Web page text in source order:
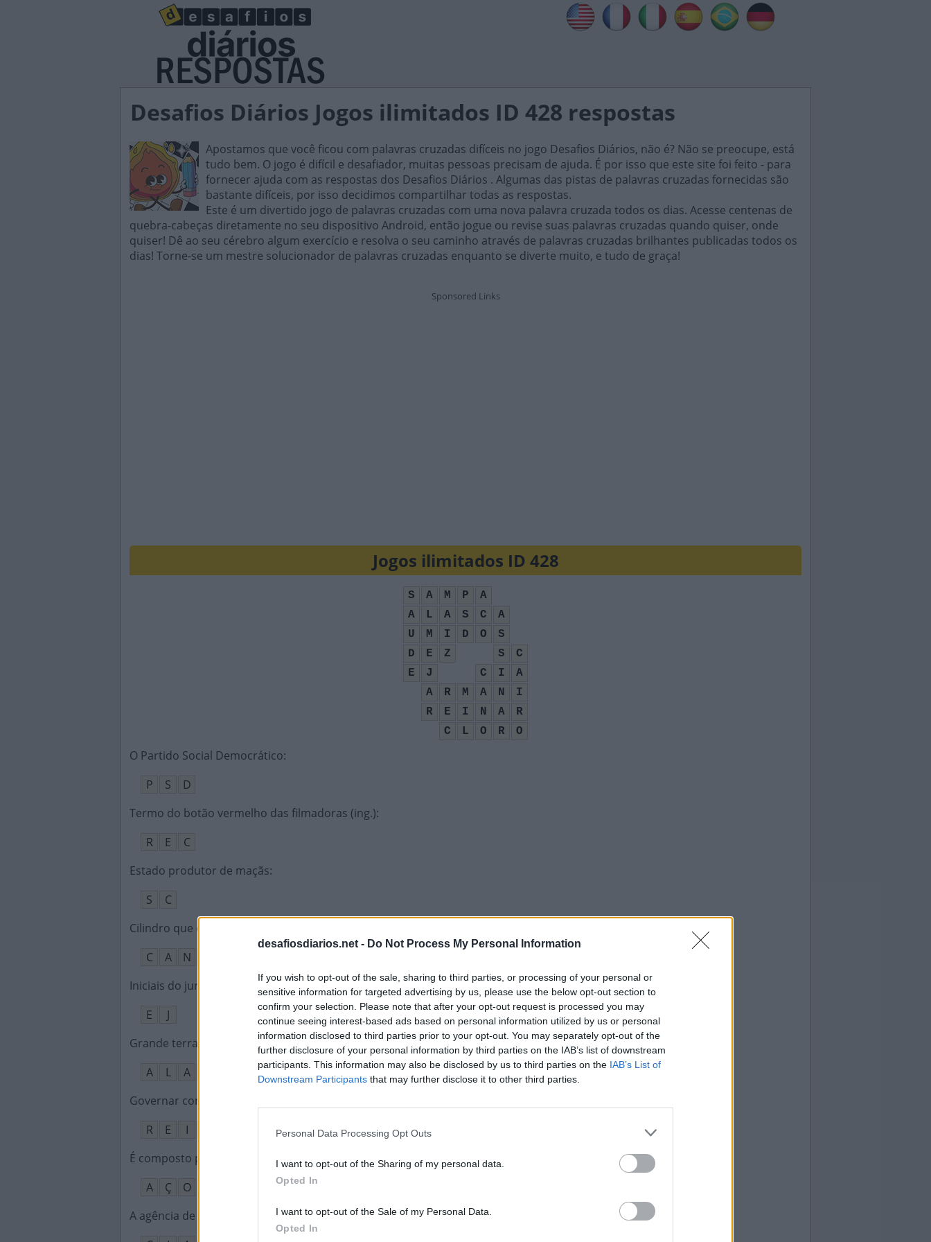
desafiosdiarios.net - Do Not Process My Personal Information
If you wish to opt-out of the sale, sharing to third parties, or processing of your personal or
sensitive information for targeted advertising by us, please use the below opt-out section to
confirm your selection. Please note that after your opt-out request is processed you may
continue seeing interest-based ads based on personal information utilized by us or personal
information disclosed to third parties prior to your opt-out. You may separately opt-out of the
further disclosure of your personal information by third parties on the IAB’s list of downstream
participants. This information may also be disclosed by us to third parties on the IAB’s List of
Downstream Participants that may further disclose it to other third parties.
Personal Data Processing Opt Outs
I want to opt-out of the Sharing of my personal data.
Opted In
I want to opt-out of the Sale of my Personal Data.
Opted In
Desafios Diários Jogos ilimitados ID 428 respostas
Apostamos que você ficou com palavras cruzadas difíceis no jogo Desafios Diários, não é? Não se preocupe, está
tudo bem. O jogo é difícil e desafiador, muitas pessoas precisam de ajuda. É por isso que este site foi feito - para
fornecer ajuda com as respostas dos Desafios Diários . Algumas das pistas de palavras cruzadas fornecidas são
bastante difíceis, por isso decidimos compartilhar todas as respostas.
Este é um divertido jogo de palavras cruzadas com uma nova palavra cruzada todos os dias. Acesse centenas de
quebra-cabeças diretamente no seu dispositivo Android, então jogue ou revise suas palavras cruzadas quando quiser, onde
quiser! Dê ao seu cérebro algum exercício e resolva o seu caminho através de palavras cruzadas brilhantes publicadas todos os
dias! Torne-se um mestre solucionador de palavras cruzadas enquanto se diverte muito, e tudo de graça!
Jogos ilimitados ID 428
S A M P
A
A
L A S C
A
U
M I D O
S
D
E Z S
C
E
J C I
A
A
R M A N
I
R
E I N A
R
C
L O R O
O Partido Social Democrático:
P
S
D
Termo do botão vermelho das filmadoras (ing.):
R
E
C
Estado produtor de maçãs:
S
C
Cilindro que conduz líquidos ou gases sob a parede
C
A N
Iniciais do jurado mal-humorado do MasterChef :
E
J
Grande terra na língua dos povos da Região Ártica:
A
L A
Governar como Dom Pedro II
R
E I
É composto por ferro e outros elementos
A
Ç
O
A agência de inteligência dos Estados Unidos: